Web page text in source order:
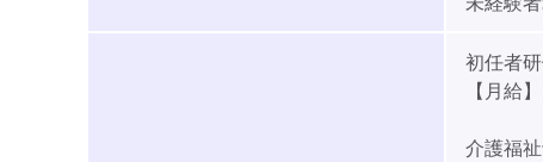
初任者
【月給
介護福